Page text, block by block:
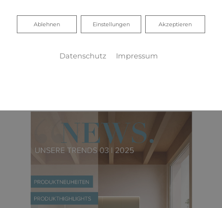
Akzeptieren
Einstellungen
Ablehnen
Ablehnen
Datenschutz Impressum